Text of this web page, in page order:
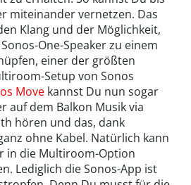
miteinander vernetzen. Das
Klang und der Möglichkeit,
One-Speaker zu einem
einer der größten
Setup von Sonos
Move kannst Du nun sogar
auf dem Balkon Musik via
hören und das, dank
ohne Kabel. Natürlich kann
in die Multiroom-Option
Lediglich die Sonos-App ist